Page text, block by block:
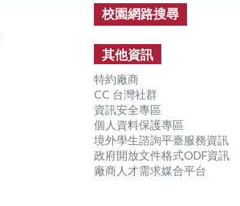
校園網路搜尋
其他資訊
特約廠商
CC 台灣社群
資訊安全專區
個人資料保護專區
境外學生諮詢平臺服務資訊
政府開放文件格式ODF資訊
廠商人才需求媒合平台